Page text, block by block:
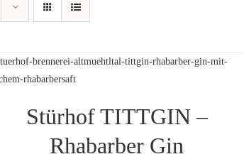
Stürhof TITTGIN –
Rhabarber Gin